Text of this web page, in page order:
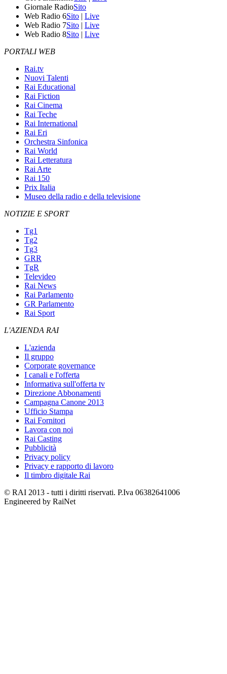
Giornale RadioSito
Web Radio 6Sito | Live
Web Radio 7Sito | Live
Web Radio 8Sito | Live
PORTALI WEB
Rai.tv
Nuovi Talenti
Rai Educational
Rai Fiction
Rai Cinema
Rai Teche
Rai International
Rai Eri
Orchestra Sinfonica
Rai World
Rai Letteratura
Rai Arte
Rai 150
Prix Italia
Museo della radio e della televisione
NOTIZIE E SPORT
Tg1
Tg2
Tg3
GRR
TgR
Televideo
Rai News
Rai Parlamento
GR Parlamento
Rai Sport
L'AZIENDA RAI
L'azienda
Il gruppo
Corporate governance
I canali e l'offerta
Informativa sull'offerta tv
Direzione Abbonamenti
Campagna Canone 2013
Ufficio Stampa
Rai Fornitori
Lavora con noi
Rai Casting
Pubblicità
Privacy policy
Privacy e rapporto di lavoro
Il timbro digitale Rai
© RAI 2013 - tutti i diritti riservati. P.Iva 06382641006
Engineered by RaiNet